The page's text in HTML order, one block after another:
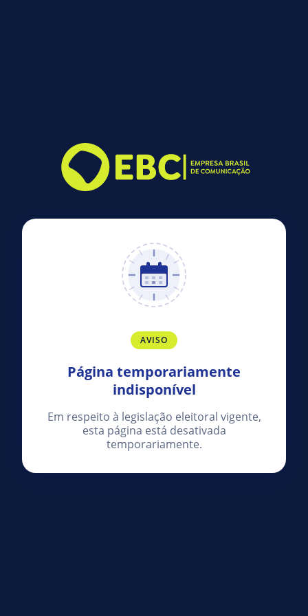
AVISO
Página temporariamente
indisponível
Em respeito à legislação eleitoral vigente,
esta página está desativada
temporariamente.